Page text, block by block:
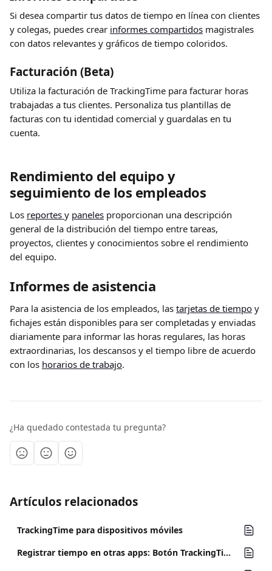
Si desea compartir tus datos de tiempo en línea con clientes
y colegas, puedes crear informes compartidos magistrales
con datos relevantes y gráficos de tiempo coloridos.
Facturación (Beta)
Utiliza la facturación de TrackingTime para facturar horas
trabajadas a tus clientes. Personaliza tus plantillas de
facturas con tu identidad comercial y guardalas en tu
cuenta.
Rendimiento del equipo y
seguimiento de los empleados
Los reportes y paneles proporcionan una descripción
general de la distribución del tiempo entre tareas,
proyectos, clientes y conocimientos sobre el rendimiento
del equipo.
Informes de asistencia
Para la asistencia de los empleados, las tarjetas de tiempo y
fichajes están disponibles para ser completadas y enviadas
diariamente para informar las horas regulares, las horas
extraordinarias, los descansos y el tiempo libre de acuerdo
con los horarios de trabajo.
¿Ha quedado contestada tu pregunta?
Artículos relacionados
TrackingTime para dispositivos móviles
Registrar tiempo en otras apps: Botón TrackingTime